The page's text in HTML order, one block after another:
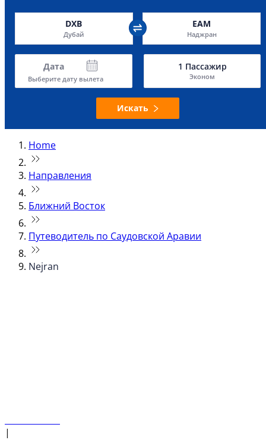
DXB
Дубай
EAM
Наджран
Дата
Выберите дату вылета
1 Пассажир
Эконом
Искать
Home
Направления
Ближний Восток
Путеводитель по Саудовской Аравии
Nejran
|